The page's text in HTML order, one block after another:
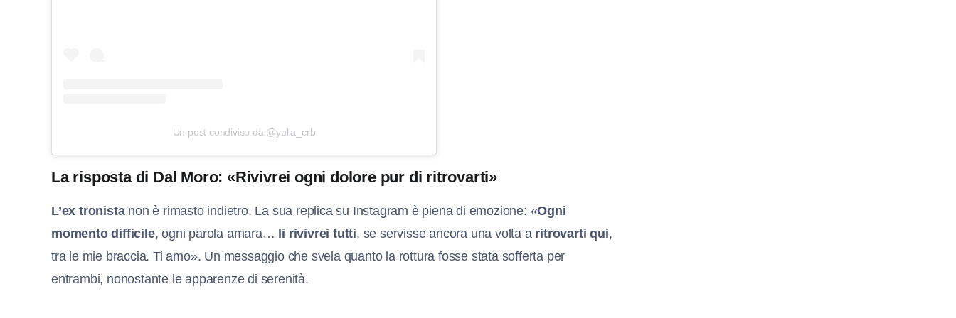
Un post condiviso da @yulia_crb
La risposta di Dal Moro: «Rivivrei ogni dolore pur di ritrovarti»
L’ex tronistanon è rimasto indietro. La sua replica su Instagram è piena di emozione: «Ogni
momento difficile, ogni parola amara… li rivivrei tutti, se servisse ancora una volta a ritrovarti qui,
tra le mie braccia. Ti amo». Un messaggio che svela quanto la rottura fosse stata sofferta per
entrambi, nonostante le apparenze di serenità.